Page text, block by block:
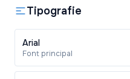
Tipografie
Arial
Font principal